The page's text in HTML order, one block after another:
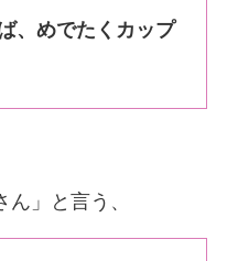
、めでたくカップ
ん 」と言う、